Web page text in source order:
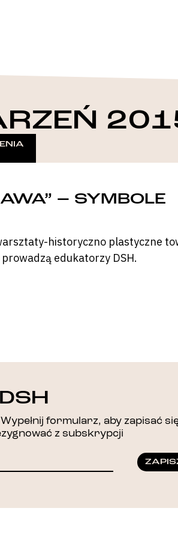
– SYMBOLE
historyczno plastyczne
edukatorzy DSH.
formularz, aby zapisać
z subskrypcji